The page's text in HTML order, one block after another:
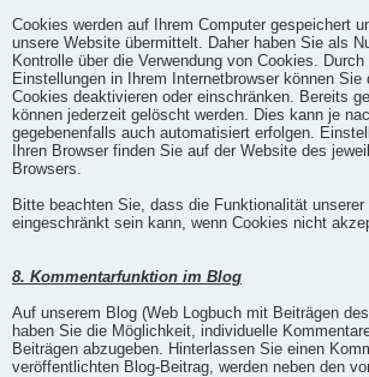
Cookies werden auf Ihrem Computer gespeichert
unsere Website übermittelt. Daher haben Sie als
Kontrolle über die Verwendung von Cookies.
Einstellungen in Ihrem Internetbrowser können Sie
Cookies deaktivieren oder einschränken. Bereits
können jederzeit gelöscht werden. Dies kann je
gegebenenfalls auch automatisiert erfolgen.
Ihren Browser finden Sie auf der Website des
Browsers.
Bitte beachten Sie, dass die Funktionalität unserer
eingeschränkt sein kann, wenn Cookies nicht
8. Kommentarfunktion im Blog
Auf unserem Blog (Web Logbuch mit Beiträgen
haben Sie die Möglichkeit, individuelle
Beiträgen abzugeben. Hinterlassen Sie einen
veröffentlichten Blog-Beitrag, werden neben den